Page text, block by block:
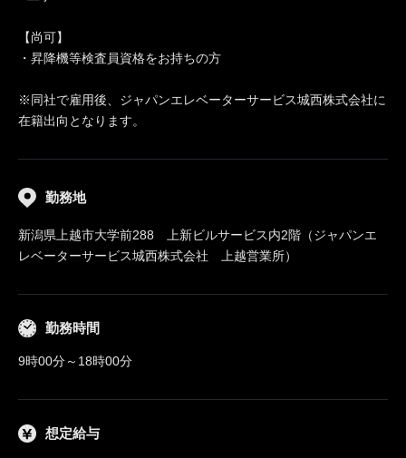
【尚可】
・昇降機等検査員資格をお持ちの方
※同社で雇用後、ジャパンエレベーターサービス城西株式会社に
在籍出向となります。
勤務地
新潟県上越市大学前288 上新ビルサービス内2階（ジャパンエ
レベーターサービス城西株式会社 上越営業所）
勤務時間
9時00分～18時00分
想定給与